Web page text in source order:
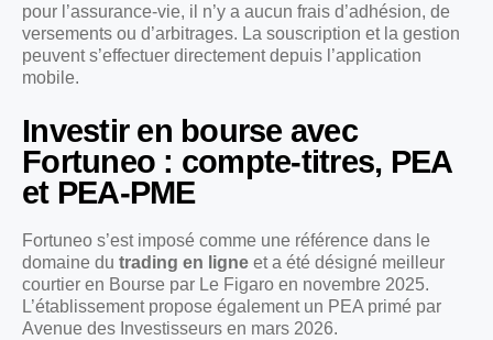
pour l’assurance-vie, il n’y a aucun frais d’adhésion, de
versements ou d’arbitrages. La souscription et la gestion
peuvent s’effectuer directement depuis l’application
mobile.
Investir en bourse avec
Fortuneo : compte-titres, PEA
et PEA-PME
Fortuneo s’est imposé comme une référence dans le
domaine du trading en ligne et a été désigné meilleur
courtier en Bourse par Le Figaro en novembre 2025.
L’établissement propose également un PEA primé par
Avenue des Investisseurs en mars 2026.